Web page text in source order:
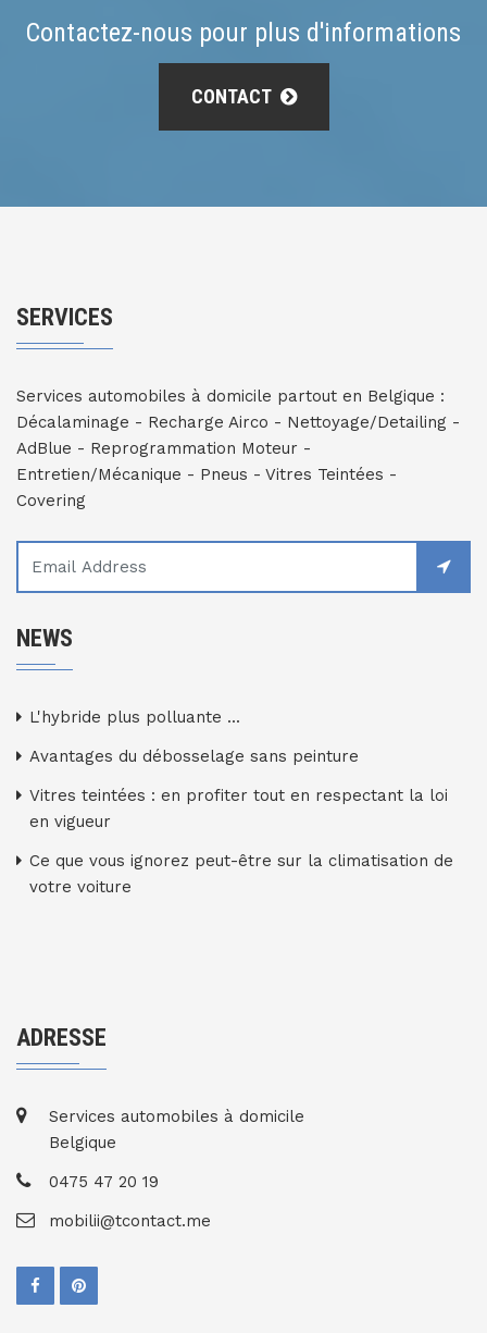
Contactez-nous pour plus d'informations
CONTACT
SERVICES
Services automobiles à domicile partout en Belgique :
Décalaminage - Recharge Airco - Nettoyage/Detailing -
AdBlue - Reprogrammation Moteur -
Entretien/Mécanique - Pneus - Vitres Teintées -
Covering
NEWS
L'hybride plus polluante ...
Avantages du débosselage sans peinture
Vitres teintées : en profiter tout en respectant la loi
en vigueur
Ce que vous ignorez peut-être sur la climatisation de
votre voiture
ADRESSE
Services automobiles à domicile
Belgique
0475 47 20 19
mobilii@tcontact.me